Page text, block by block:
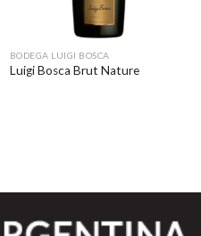
BODEGA LUIGI BOSCA
Luigi Bosca Brut Nature